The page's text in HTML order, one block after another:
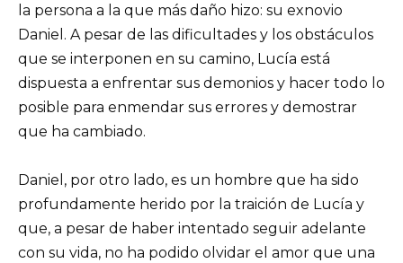
la persona a la que más daño hizo: su exnovio
Daniel. A pesar de las dificultades y los obstáculos
que se interponen en su camino, Lucía está
dispuesta a enfrentar sus demonios y hacer todo lo
posible para enmendar sus errores y demostrar
que ha cambiado.
Daniel, por otro lado, es un hombre que ha sido
profundamente herido por la traición de Lucía y
que, a pesar de haber intentado seguir adelante
con su vida, no ha podido olvidar el amor que una